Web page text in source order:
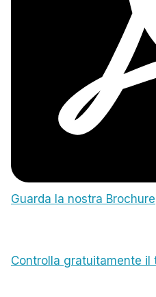
Guarda la nostra Brochure
Controlla gratuitamente il